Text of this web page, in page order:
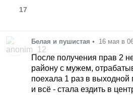
17
Белая и пушистая • 16 мая в
После получения прав 2
району с мужем,
поехала 1 раз в
и всё - стала ездить в